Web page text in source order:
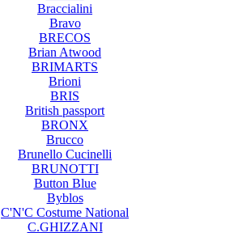
Braccialini
Bravo
BRECOS
Brian Atwood
BRIMARTS
Brioni
BRIS
British passport
BRONX
Brucco
Brunello Cucinelli
BRUNOTTI
Button Blue
Byblos
C'N'C Costume National
C.GHIZZANI